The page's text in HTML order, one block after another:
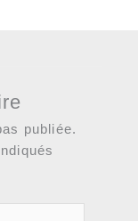
publiée.